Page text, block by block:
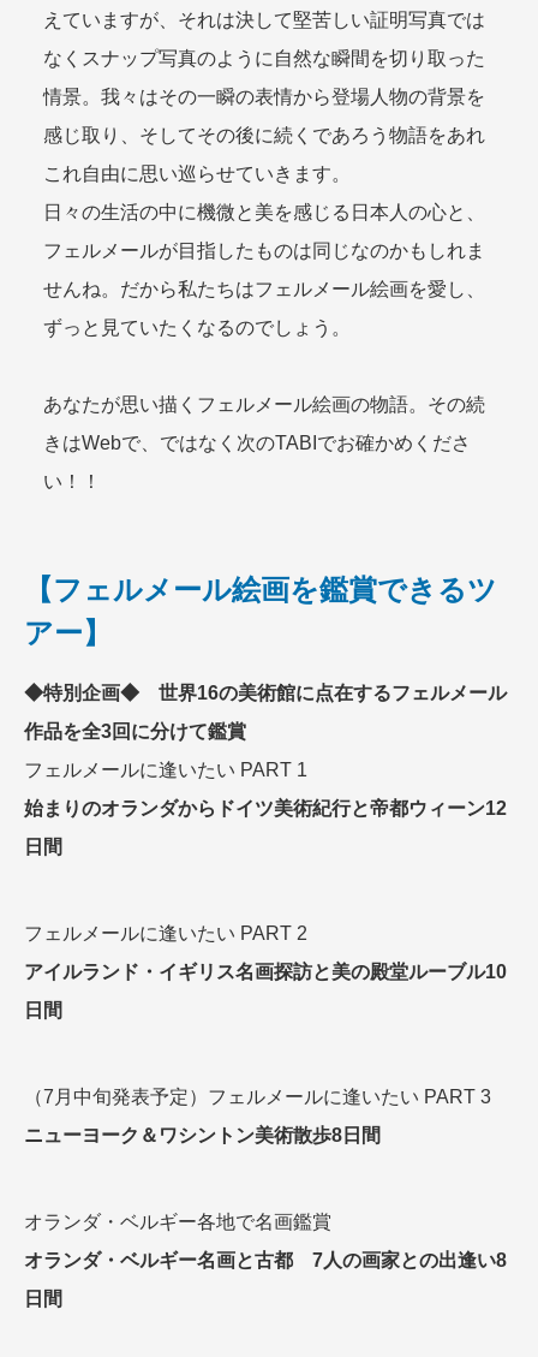
えていますが、それは決して堅苦しい証明写真では
なくスナップ写真のように自然な瞬間を切り取った
情景。我々はその一瞬の表情から登場人物の背景を
感じ取り、そしてその後に続くであろう物語をあれ
これ自由に思い巡らせていきます。
日々の生活の中に機微と美を感じる日本人の心と、
フェルメールが目指したものは同じなのかもしれま
せんね。だから私たちはフェルメール絵画を愛し、
ずっと見ていたくなるのでしょう。
あなたが思い描くフェルメール絵画の物語。その続
きはWebで、ではなく次のTABIでお確かめくださ
い！！
【フェルメール絵画を鑑賞できるツ
アー】
◆特別企画◆ 世界16の美術館に点在するフェルメール
作品を全3回に分けて鑑賞
フェルメールに逢いたい PART 1
始まりのオランダからドイツ美術紀行と帝都ウィーン12
日間
フェルメールに逢いたい PART 2
アイルランド・イギリス名画探訪と美の殿堂ルーブル10
日間
（7月中旬発表予定）フェルメールに逢いたい PART 3
ニューヨーク＆ワシントン美術散歩8日間
オランダ・ベルギー各地で名画鑑賞
オランダ・ベルギー名画と古都 7人の画家との出逢い8
日間